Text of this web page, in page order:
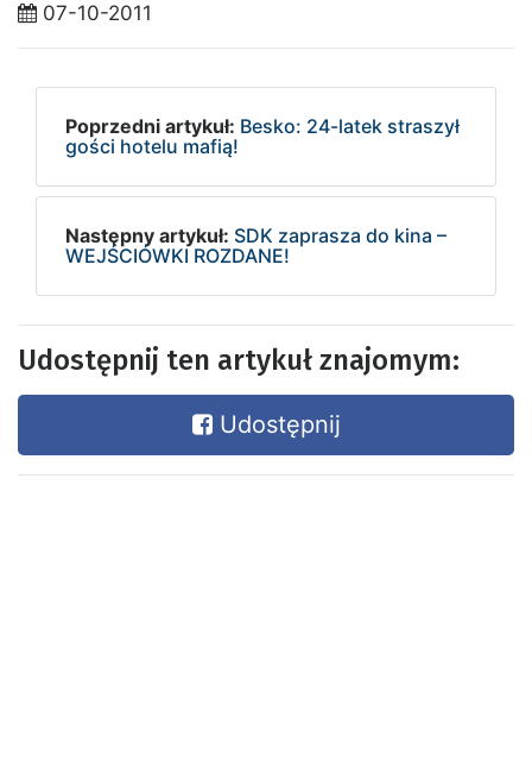
07-10-2011
Poprzedni artykuł: Besko: 24-latek straszył
gości hotelu mafią!
Następny artykuł: SDK zaprasza do kina –
WEJŚCIÓWKI ROZDANE!
Udostępnij ten artykuł znajomym:
Udostępnij